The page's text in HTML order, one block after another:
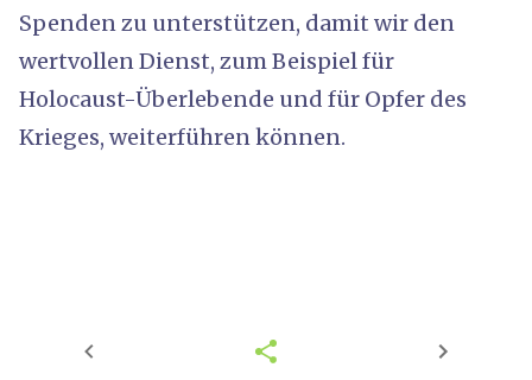
Spenden zu unterstützen, damit wir den
wertvollen Dienst, zum Beispiel für
Holocaust-Überlebende und für Opfer des
Krieges, weiterführen können.